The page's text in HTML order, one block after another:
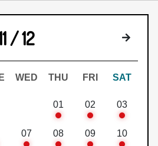
/ 12 下個月
WED THU FRI SAT
01 02 03
07 08 09 10